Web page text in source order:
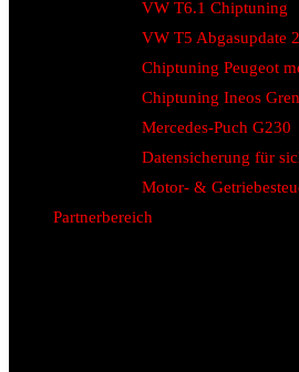
VW T6.1 Chiptuning
VW T5 Abgasupdate
Chiptuning Peugeot
Chiptuning Ineos
Mercedes-Puch G230
Datensicherung für
Motor- &
Partnerbereich